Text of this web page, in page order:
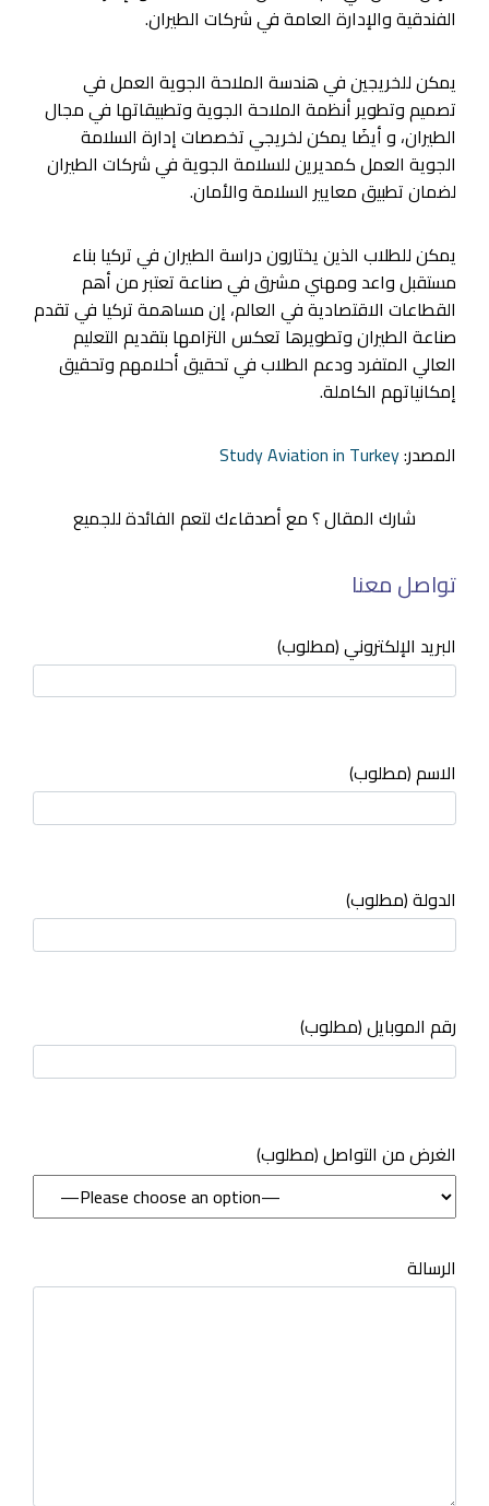
الفندقية والإدارة العامة في شركات الطيران.
يمكن للخريجين في هندسة الملاحة الجوية العمل في
تصميم وتطوير أنظمة الملاحة الجوية وتطبيقاتها في مجال
الطيران، و أيضَا يمكن لخريجي تخصصات إدارة السلامة
الجوية العمل كمديرين للسلامة الجوية في شركات الطيران
لضمان تطبيق معايير السلامة والأمان.
يمكن للطلاب الذين يختارون دراسة الطيران في تركيا بناء
مستقبل واعد ومهني مشرق في صناعة تعتبر من أهم
القطاعات الاقتصادية في العالم، إن مساهمة تركيا في تقدم
صناعة الطيران وتطويرها تعكس التزامها بتقديم التعليم
العالي المتفرد ودعم الطلاب في تحقيق أحلامهم وتحقيق
إمكانياتهم الكاملة.
المصدر:
شارك المقال ؟ مع أصدقاءك لتعم الفائدة للجميع
تواصل معنا
البريد الإلكتروني (مطلوب)
الاسم (مطلوب)
الدولة (مطلوب)
رقم الموبايل (مطلوب)
(مطلوب) الغرض من التواصل
الرسالة